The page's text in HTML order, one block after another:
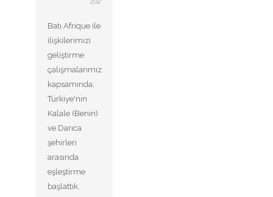
Batı Afrique ile
ilişkilerimizi
geliştirme
çalışmalarımız
kapsamında,
Türkiye'nin
Kalale (Benin)
ve Darıca
şehirleri
arasında
eşleştirme
başlattık.